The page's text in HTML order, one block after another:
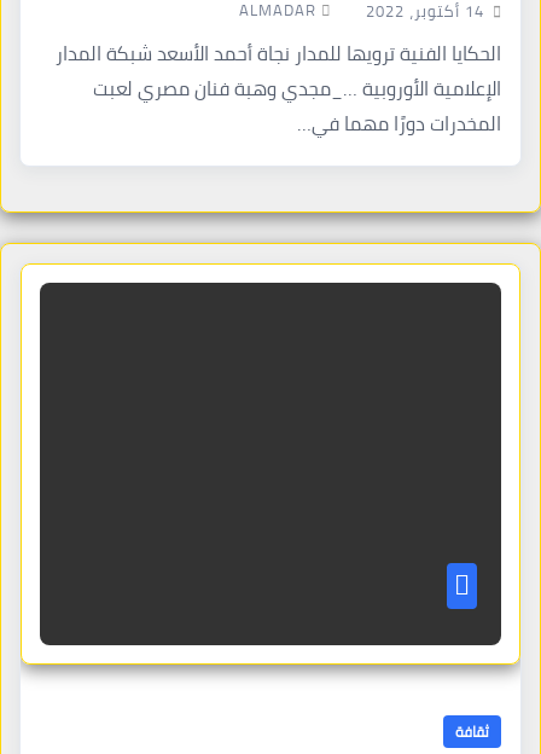
14 أكتوبر، 2022 ALMADAR
الحكايا الفنية ترويها للمدار نجاة أحمد الأسعد شبكة المدار
الإعلامية الأوروبية …_مجدي وهبة فنان مصري لعبت
المخدرات دورًا مهما في…
ثقافة